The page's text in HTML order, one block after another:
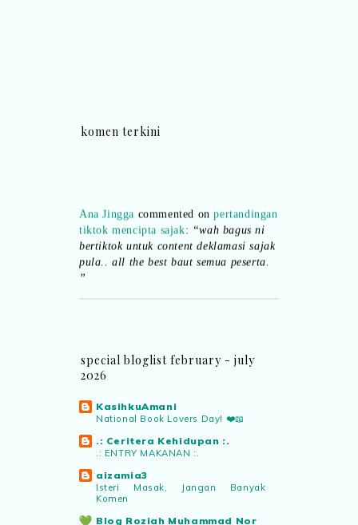
komen terkini
tiktok mencipta sajak:“wah bagus ni
bertiktok untuk content deklamasi sajak
pula.. all the best baut semua peserta.
”
aktiviti interaktif program. Inovasi AI
dan teknologi digital terbaik!”
Syaz Rahimcommented on
“Menarik sungguh Pertandingan TikTok
PNM ni! Platform terbaik serlahkan
bakat puisi kebangsaan dan
special bloglist february - july
2026
KasihkuAmani
National Book Lovers Day! ❤️📖
.: Ceritera Kehidupan :.
.: ENTRY MAKANAN :.
aizamia3
Isteri Masak, Jangan Banyak
Komen
Blog Roziah Muhammad Nor